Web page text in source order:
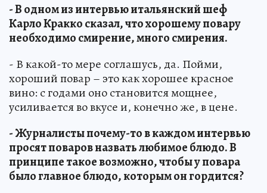
- В одном из интервью итальянский шеф
Карло Кракко сказал, что хорошему повару
необходимо смирение, много смирения.
- В какой-то мере соглашусь, да. Пойми,
хороший повар – это как хорошее красное
вино: с годами оно становится мощнее,
усиливается во вкусе и, конечно же, в цене.
- Журналисты почему-то в каждом интервью
просят поваров назвать любимое блюдо. В
принципе такое возможно, чтобы у повара
было главное блюдо, которым он гордится?